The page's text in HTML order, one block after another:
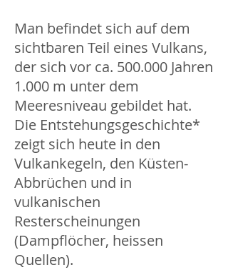
Man befindet sich auf dem
sichtbaren Teil eines Vulkans,
der sich vor ca. 500.000 Jahren
1.000 m unter dem
Meeresniveau gebildet hat.
Die Entstehungsgeschichte*
zeigt sich heute in den
Vulkankegeln, den Küsten-
Abbrüchen und in
vulkanischen
Resterscheinungen
(Dampflöcher, heissen
Quellen).